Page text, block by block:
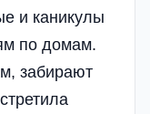
и каникулы
по домам.
забирают